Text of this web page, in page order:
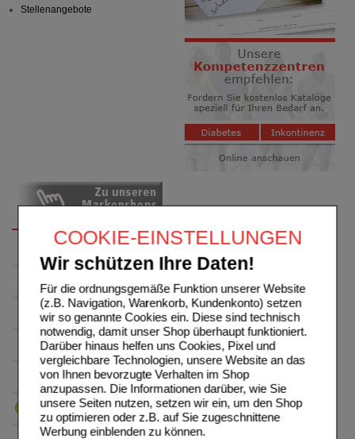
COOKIE-EINSTELLUNGEN
Wir schützen Ihre Daten!
Für die ordnungsgemäße Funktion unserer Website
(z.B. Navigation, Warenkorb, Kundenkonto) setzen
wir so genannte Cookies ein. Diese sind technisch
notwendig, damit unser Shop überhaupt funktioniert.
Darüber hinaus helfen uns Cookies, Pixel und
vergleichbare Technologien, unsere Website an das
von Ihnen bevorzugte Verhalten im Shop
anzupassen. Die Informationen darüber, wie Sie
unsere Seiten nutzen, setzen wir ein, um den Shop
zu optimieren oder z.B. auf Sie zugeschnittene
Werbung einblenden zu können.
Stellenangebote